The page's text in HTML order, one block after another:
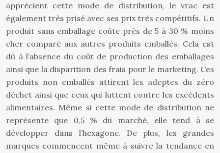
apprécient cette mode de distribution, le vrac est
également très prisé avec ses prix très compétitifs. Un
produit sans emballage coûte près de 5 à 30 % moins
cher comparé aux autres produits emballés. Cela est
dû à l’absence du coût de production des emballages
ainsi que la disparition des frais pour le marketing. Ces
produits non emballés attirent les adeptes du zéro
déchet ainsi que ceux qui luttent contre les excédents
alimentaires. Même si cette mode de distribution ne
représente que 0,5 % du marché, elle tend à se
développer dans l’hexagone. De plus, les grandes
marques commencent même à suivre la tendance en